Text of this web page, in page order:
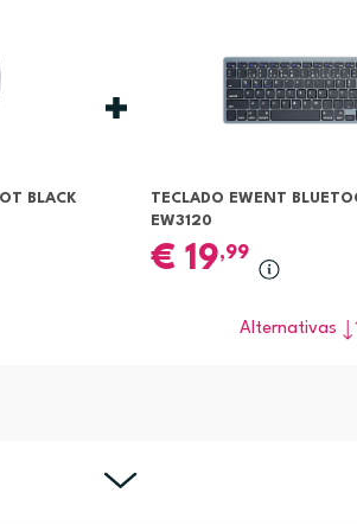
BLACK
TECLADO EWENT
EW3120
€ 19,99
Alternativas